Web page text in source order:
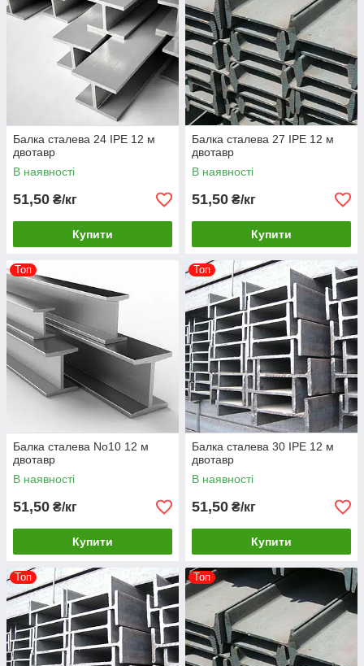
Балка сталева 24 IPE 12 м
двотавр
В наявності
51,50 ₴/кг
Купити
Балка сталева 27 IPE 12 м
двотавр
В наявності
51,50 ₴/кг
Купити
Топ
Балка сталева No10 12 м
двотавр
В наявності
51,50 ₴/кг
Купити
Топ
Балка сталева 30 IPE 12 м
двотавр
В наявності
51,50 ₴/кг
Купити
Топ Топ